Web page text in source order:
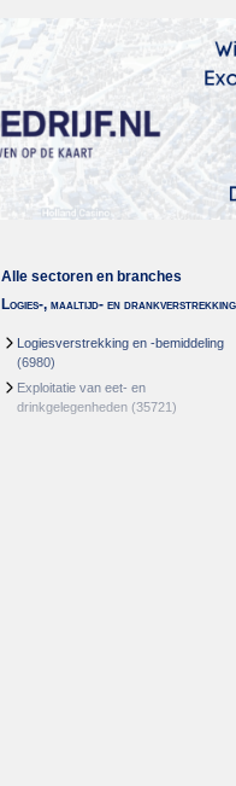
Alle sectoren en branches
Logies-, maaltijd- en drankverstrekking
Logiesverstrekking en -bemiddeling
(6980)
Exploitatie van eet- en
drinkgelegenheden (35721)